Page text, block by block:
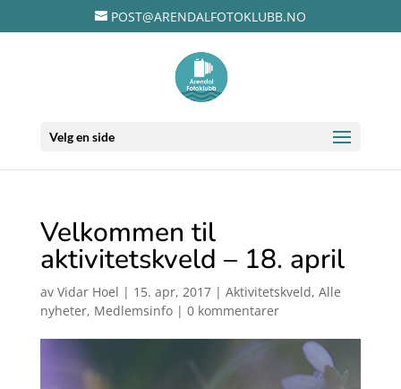
POST@ARENDALFOTOKLUBB.NO
Velg en side
Velkommen til
aktivitetskveld – 18. april
av Vidar Hoel | 15. apr, 2017| Aktivitetskveld, Alle
nyheter, Medlemsinfo| 0 kommentarer